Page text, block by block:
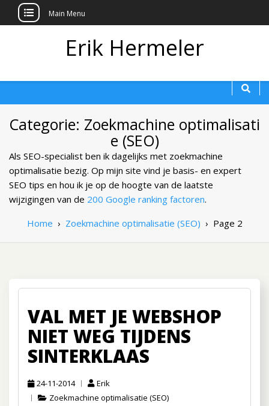
Main Menu
Erik Hermeler
Categorie: Zoekmachine optimalisati
e (SEO)
Als SEO-specialist ben ik dagelijks met zoekmachine
optimalisatie bezig. Op mijn site vind je basis- en expert
SEO tips en hou ik je op de hoogte van de laatste
wijzigingen van de 200 Google ranking factoren.
Home › Zoekmachine optimalisatie (SEO) › Page 2
VAL MET JE WEBSHOP
NIET WEG TIJDENS
SINTERKLAAS
24-11-2014
Erik
Zoekmachine optimalisatie (SEO)